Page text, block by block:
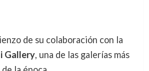
de su colaboración con la
Gallery, una de las galerías más